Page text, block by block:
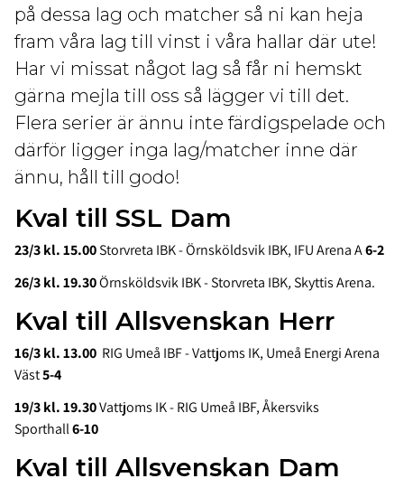
på dessa lag och matcher så ni kan heja
fram våra lag till vinst i våra hallar där ute!
Har vi missat något lag så får ni hemskt
gärna mejla till oss så lägger vi till det.
Flera serier är ännu inte färdigspelade och
därför ligger inga lag/matcher inne där
ännu, håll till godo!
Kval till SSL Dam
23/3 kl. 15.00Storvreta IBK - Örnsköldsvik IBK, IFU Arena A6-2
26/3 kl. 19.30Örnsköldsvik IBK - Storvreta IBK,Skyttis Arena.
Kval till Allsvenskan Herr
16/3 kl. 13.00 RIG Umeå IBF - Vattjoms IK, Umeå Energi Arena
Väst5-4
19/3 kl. 19.30Vattjoms IK - RIG Umeå IBF, Åkersviks
Sporthall6-10
Kval till Allsvenskan Dam